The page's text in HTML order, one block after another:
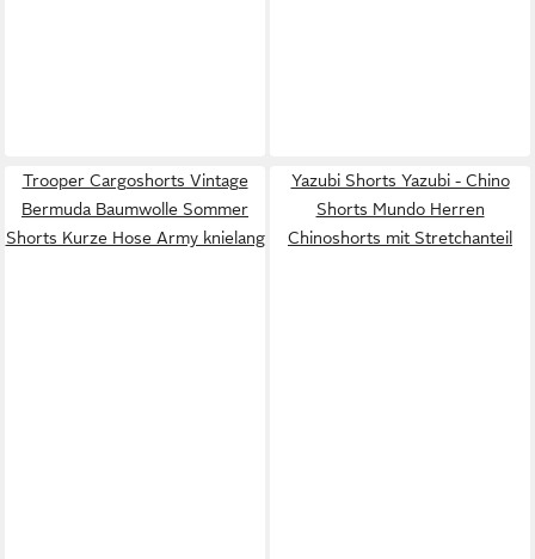
Trooper Cargoshorts Vintage
Bermuda Baumwolle Sommer
Shorts Kurze Hose Army knielang
Yazubi Shorts Yazubi - Chino
Shorts Mundo Herren
Chinoshorts mit Stretchanteil